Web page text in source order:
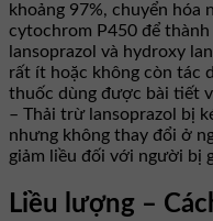
khoảng 97%, chuyển hóa
cytochrom P450 để
lansoprazol và hydroxy
rất ít hoặc không còn tác
thuốc dùng được bài tiết
– Thải trừ lansoprazol bị
nhưng không thay đổi ở
giảm liều đối với người bị
Liều lượng –